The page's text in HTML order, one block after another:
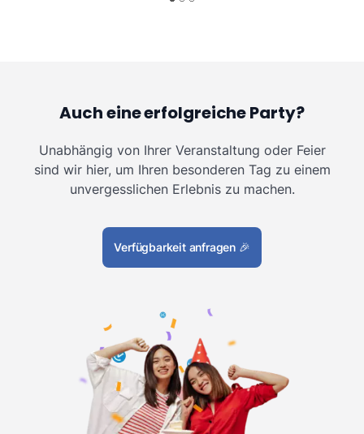
Auch eine erfolgreiche Party?
Unabhängig von Ihrer Veranstaltung oder Feier
sind wir hier, um Ihren besonderen Tag zu einem
unvergesslichen Erlebnis zu machen.
Verfügbarkeit anfragen 🎉